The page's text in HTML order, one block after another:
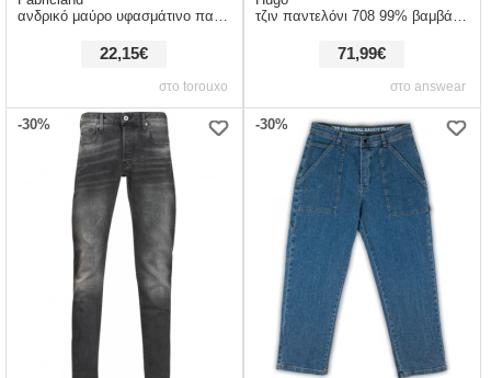
στο torouxo
ανδρικό μαύρο υφασμάτινο παντελόνι με πιέτες και λάστιχο στην μέση fcl00495
22,15€
στο answear
τζιν παντελόνι 708 99% βαμβάκι, 1% ελαστάν
71,99€
-30% -30%